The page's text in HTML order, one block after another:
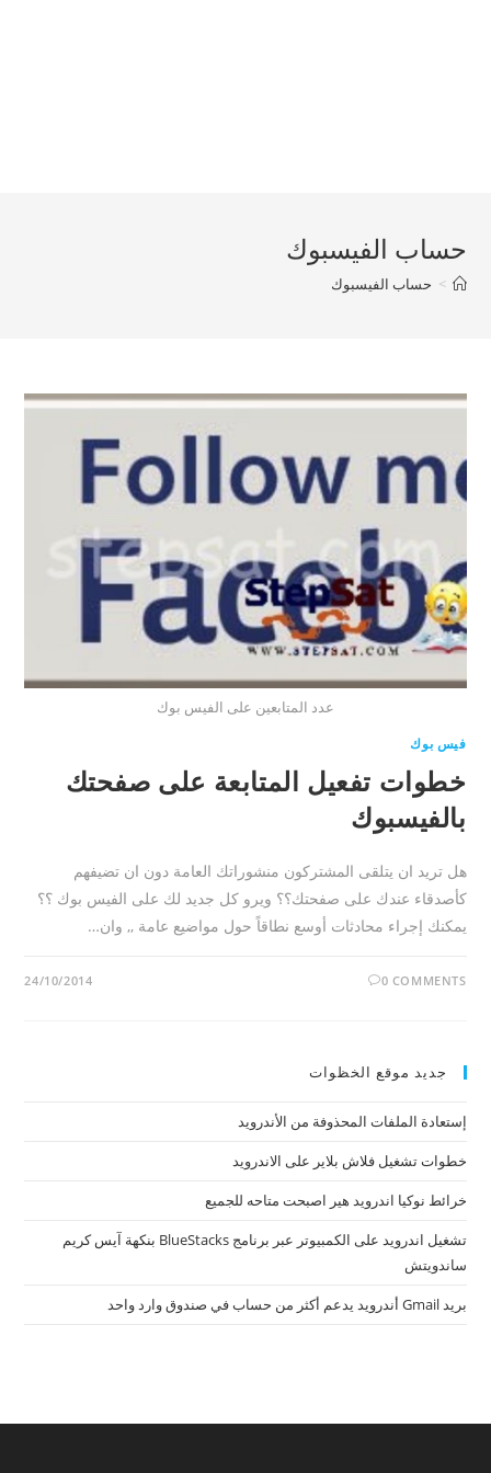
حساب الفيسبوك
> حساب الفيسبوك
عدد المتابعين على الفيس بوك
فيس بوك
خطوات تفعيل المتابعة على صفحتك
بالفيسبوك
هل تريد ان يتلقى المشتركون منشوراتك العامة دون ان تضيفهم
كأصدقاء عندك على صفحتك؟؟ ويرو كل جديد لك على الفيس بوك ؟؟
يمكنك إجراء محادثات أوسع نطاقاً حول مواضيع عامة ,, وان…
0 COMMENTS
24/10/2014
جديد موقع الخظوات
إستعادة الملفات المحذوفة من الأندرويد
خطوات تشغيل فلاش بلاير على الاندرويد
خرائط نوكيا اندرويد هير اصبحت متاحه للجميع
تشغيل اندرويد على الكمبيوتر عبر برنامج BlueStacks بنكهة آيس كريم
ساندويتش
بريد Gmail أندرويد يدعم أكثر من حساب في صندوق وارد واحد